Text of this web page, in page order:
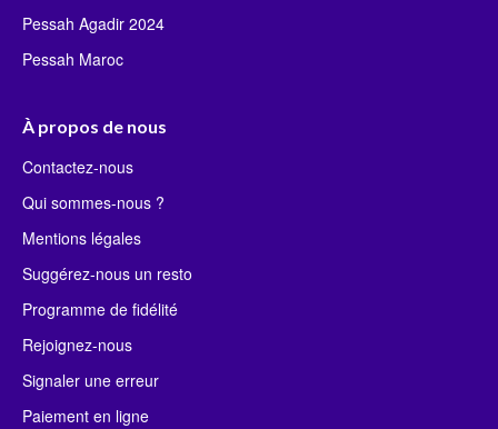
Pessah Agadir 2024
Pessah Maroc
À propos de nous
Contactez-nous
Qui sommes-nous ?
Mentions légales
Suggérez-nous un resto
Programme de fidélité
Rejoignez-nous
Signaler une erreur
Paiement en ligne